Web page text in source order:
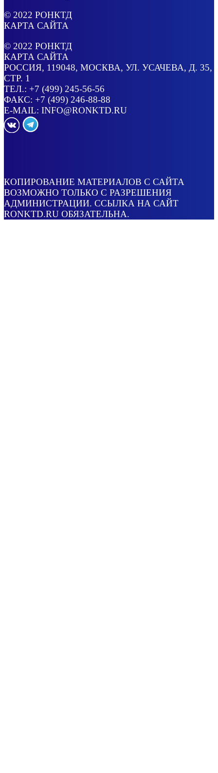
© 2022 РОНКТД
КАРТА САЙТА
© 2022 РОНКТД
КАРТА САЙТА
РОССИЯ, 119048, МОСКВА, УЛ. УСАЧЕВА, Д. 35,
СТР. 1
ТЕЛ.: +7 (499) 245-56-56
ФАКС: +7 (499) 246-88-88
E-MAIL: INFO@RONKTD.RU
КОПИРОВАНИЕ МАТЕРИАЛОВ С САЙТА
ВОЗМОЖНО ТОЛЬКО С РАЗРЕШЕНИЯ
АДМИНИСТРАЦИИ. ССЫЛКА НА САЙТ
RONKTD.RU ОБЯЗАТЕЛЬНА.